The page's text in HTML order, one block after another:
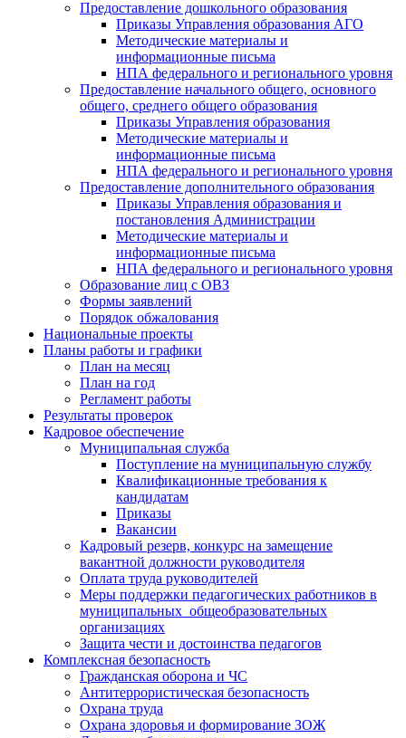
Предоставление дошкольного образования
Приказы Управления образования АГО
Методические материалы и
информационные письма
НПА федерального и регионального уровня
Предоставление начального общего, основного
общего, среднего общего образования
Приказы Управления образования
Методические материалы и
информационные письма
НПА федерального и регионального уровня
Предоставление дополнительного образования
Приказы Управления образования и
постановления Администрации
Методические материалы и
информационные письма
НПА федерального и регионального уровня
Образование лиц с ОВЗ
Формы заявлений
Порядок обжалования
Национальные проекты
Планы работы и графики
План на месяц
План на год
Регламент работы
Результаты проверок
Кадровое обеспечение
Муниципальная служба
Поступление на муниципальную службу
Квалификационные требования к
кандидатам
Приказы
Вакансии
Кадровый резерв, конкурс на замещение
вакантной должности руководителя
Оплата труда руководителей
Меры поддержки педагогических работников в
муниципальных общеобразовательных
организациях
Защита чести и достоинства педагогов
Комплексная безопасность
Гражданская оборона и ЧС
Антитеррористическая безопасность
Охрана труда
Охрана здоровья и формирование ЗОЖ